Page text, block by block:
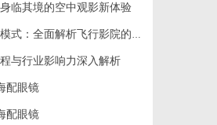
临其境的空中观影新体验
面解析飞行影院的魅力与发展前景
与行业影响力深入解析
配眼镜
配眼镜